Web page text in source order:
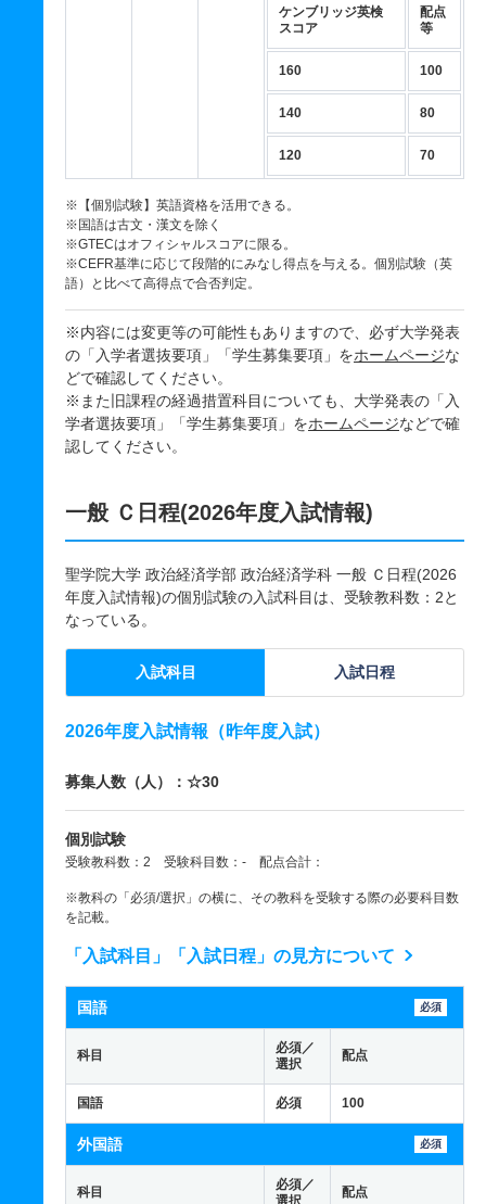
ケンブリッジ英検
スコア
配点
等
160 100
140 80
120 70
※【個別試験】英語資格を活用できる。
※国語は古文・漢文を除く
※GTECはオフィシャルスコアに限る。
※CEFR基準に応じて段階的にみなし得点を与える。個別試験（英
語）と比べて高得点で合否判定。
※内容には変更等の可能性もありますので、必ず大学発表
の「入学者選抜要項」「学生募集要項」をホームページな
どで確認してください。
※また旧課程の経過措置科目についても、大学発表の「入
学者選抜要項」「学生募集要項」をホームページなどで確
認してください。
一般 Ｃ日程(2026年度入試情報)
聖学院大学 政治経済学部 政治経済学科 一般 Ｃ日程(2026
年度入試情報)の個別試験の入試科目は、受験教科数：2と
なっている。
入試科目 入試日程
2026年度入試情報（昨年度入試）
募集人数（人）：☆30
個別試験
受験教科数：2 受験科目数：- 配点合計：
※教科の「必須/選択」の横に、その教科を受験する際の必要科目数
を記載。
「入試科目」「入試日程」の見方について
国語 必須
科目
必須／
選択
配点
国語 必須 100
外国語 必須
科目
必須／
選択
配点